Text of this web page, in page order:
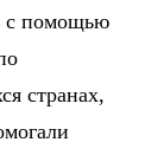
с помощью
странах,